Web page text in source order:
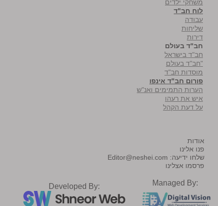
משחקי ילדים
לוח חב"ד
עבודה
שליחות
דירות
חב"ד בעולם
חב"ד בישראל
"חב"ד בעולם
מוסדות חב"ד
פורום חב"ד אינפו
הערות התמימים ואנ"ש
איש את רעהו
על דעת הקהל
אודות
פנו אלינו
שלחו ידיעה: Editor@neshei.com
פרסמו אצלינו
Developed By: Managed By: